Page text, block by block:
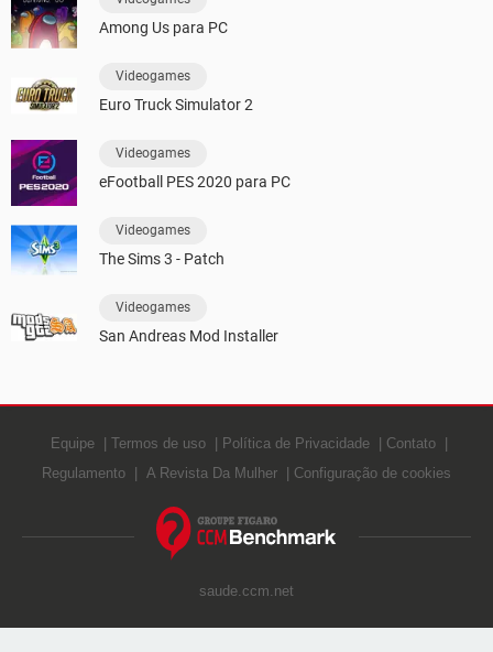
Among Us para PC
Videogames
Euro Truck Simulator 2
Videogames
eFootball PES 2020 para PC
Videogames
The Sims 3 - Patch
Videogames
San Andreas Mod Installer
Equipe Termos de uso Política de Privacidade
Contato
Regulamento
A Revista Da Mulher Configuração de cookies
saude.ccm.net